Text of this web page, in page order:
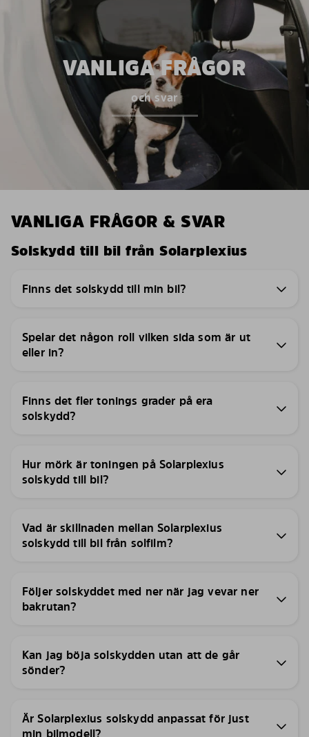
VANLIGA FRÅGOR
och svar
VANLIGA FRÅGOR & SVAR
Solskydd till bil från Solarplexius
Finns det solskydd till min bil?
Spelar det någon roll vilken sida som är ut
eller in?
Finns det fler tonings grader på era
solskydd?
Hur mörk är toningen på Solarplexius
solskydd till bil?
Vad är skillnaden mellan Solarplexius
solskydd till bil från solfilm?
Följer solskyddet med ner när jag vevar ner
bakrutan?
Kan jag böja solskydden utan att de går
sönder?
Är Solarplexius solskydd anpassat för just
min bilmodell?